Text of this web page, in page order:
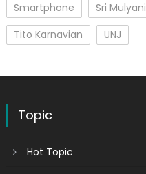
Smartphone
Sri Mulyani
Tito Karnavian
UNJ
Topic
Hot Topic